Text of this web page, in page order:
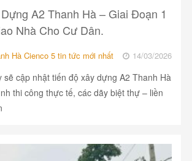
A2 Thanh Hà – Giai Đoạn 1
Nhà Cho Cư Dân.
Hà Cienco 5 tin tức mới nhất 14/03/2026
sẽ cập nhật tiến độ xây dựng A2 Thanh Hà
thi công thực tế, các dãy biệt thự – liền